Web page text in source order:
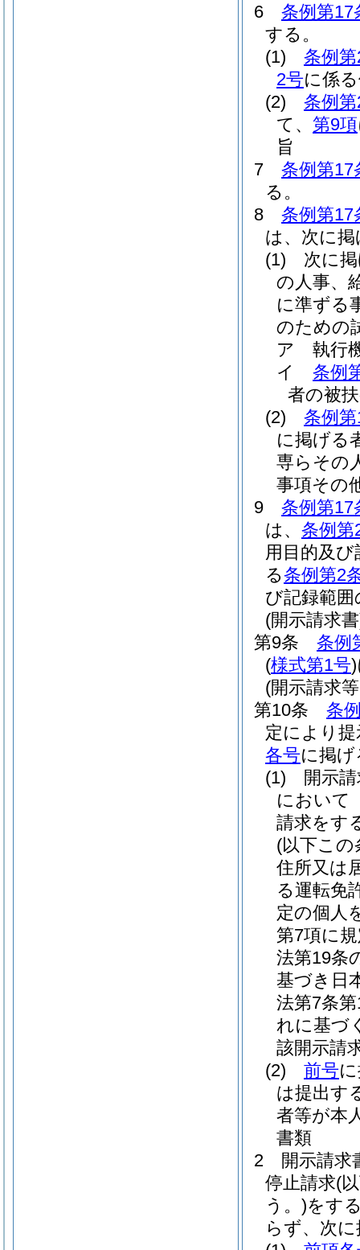
6
条例第17
する。
(1)
条例
2号に係
(2)
条例
て、 第9項
旨
7
条例第17
る。
8
条例第17
は、次に
(1)
次に
の人事、
に準ずる
のための
ア
執行
イ
条例
者の被
(2)
条例
に掲げる
専らその
事項その
9
条例第17
は、 条例第
用目的及
る条例第2
び記録範
(開示請求
第9条
条例
(様式第1号)
(開示請求
第10条
条
定により
各号に掲
(1)
開示
において
請求をす
(以下こ
住所又は
る運転免
定の個人
第7項に
法第19条
基づき日
法第7条
れに基づ
該開示請
(2)
前号
は提出す
者等が本
書類
2
開示請求
停止請求(
う。)をす
らず、次